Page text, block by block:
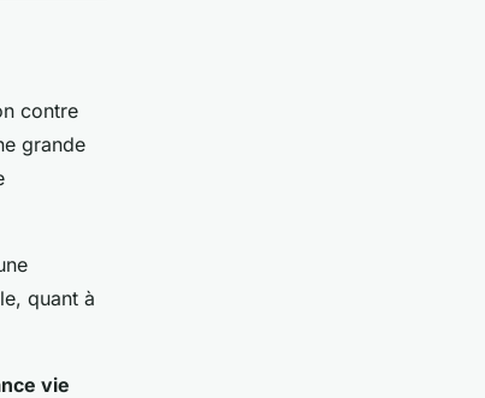
contre
grande
quant à
vie